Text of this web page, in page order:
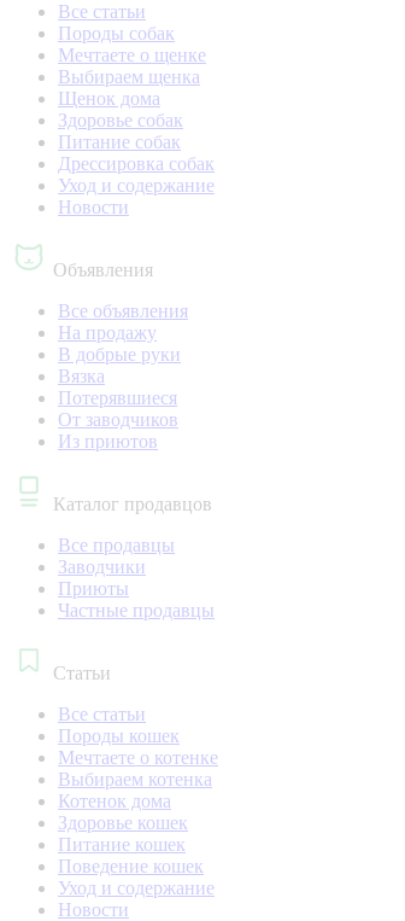
Все статьи
Породы собак
Мечтаете о щенке
Выбираем щенка
Щенок дома
Здоровье собак
Питание собак
Дрессировка собак
Уход и содержание
Новости
Объявления
Все объявления
На продажу
В добрые руки
Вязка
Потерявшиеся
От заводчиков
Из приютов
Каталог продавцов
Все продавцы
Заводчики
Приюты
Частные продавцы
Статьи
Все статьи
Породы кошек
Мечтаете о котенке
Выбираем котенка
Котенок дома
Здоровье кошек
Питание кошек
Поведение кошек
Уход и содержание
Новости